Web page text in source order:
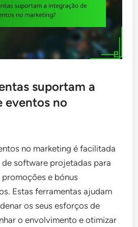
suportam a
eventos no
no marketing é facilitada
software projetadas para
e bónus
Estas ferramentas ajudam
os seus esforços de
o envolvimento e otimizar